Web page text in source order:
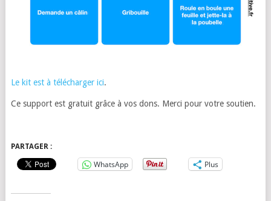
Le kit est à télécharger ici.
Ce support est gratuit grâce à vos dons. Merci pour votre soutien.
PARTAGER :
WhatsApp Plus